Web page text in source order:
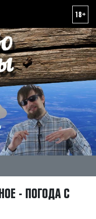
18+
- ПОГОДА С